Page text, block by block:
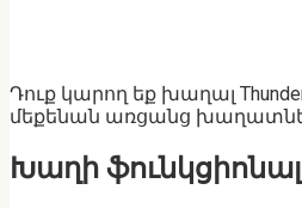
Դուք կարող եք խաղալ
մեքենան առցանց
Խաղի